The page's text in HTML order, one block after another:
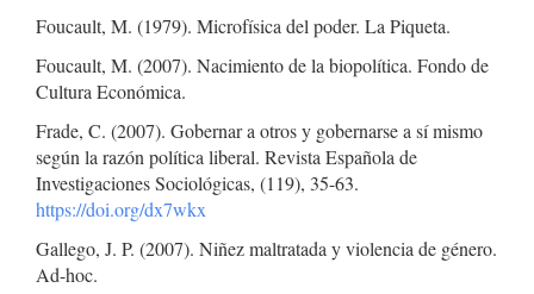
Foucault, M. (1979). Microfísica del poder. La Piqueta.
Foucault, M. (2007). Nacimiento de la biopolítica. Fondo de
Cultura Económica.
Frade, C. (2007). Gobernar a otros y gobernarse a sí mismo
según la razón política liberal. Revista Española de
Investigaciones Sociológicas, (119), 35-63.
https://doi.org/dx7wkx
Gallego, J. P. (2007). Niñez maltratada y violencia de género.
Ad-hoc.